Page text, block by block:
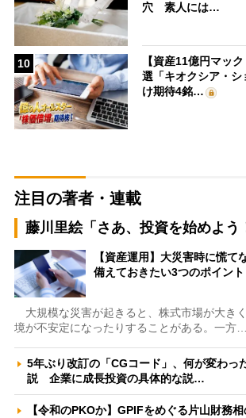
穴 素人には…
10
【資産11億円マッ
選「キオクシア・
け期待4銘…
注目の著者・連載
藤川里絵「さあ、投資を始めよう
【資産運用】大災害時に慌て
備えておきたい3つのポイン
大規模な災害が起きると、株式市場が大き
境が不安定になったりすることがある。一方…
5年ぶり改訂の「CGコード」、何が変わっ
説 企業に成長投資の具体的な説…
【令和のPKOか】GPIFをめぐる片山財務